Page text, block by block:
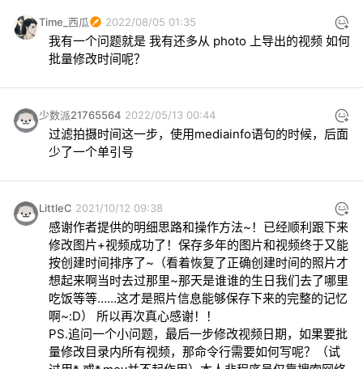
Time_西瓜 2022/08/05 01:35
我有一个问题就是 我有还多从 photo 上导出的视频 如何
批量修改时间呢？
少数派21765564 2022/05/13 00:44
过滤拍摄时间这一步，使用mediainfo语句的时候，后面
少了一个单引号
LittleC 2021/10/12 09:38
感谢作者提供的明细思路和操作方法~！已经顺利跟下来
修改图片+视频成功了！保存多年的图片和视频终于又能
按创建时间排序了~（看着恢复了正确创建时间的照片才
想起来啊当时去过那里~那天是谁谁的生日我们去了哪里
吃饭等等……这才是照片信息能够保存下来的完整的记忆
啊~:D） 所以再次真心感谢！！
PS.追问一个小问题，最后一步修改视频日期，如果要批
量修改目录内所有视频，那命令行需要如何写呢？（试